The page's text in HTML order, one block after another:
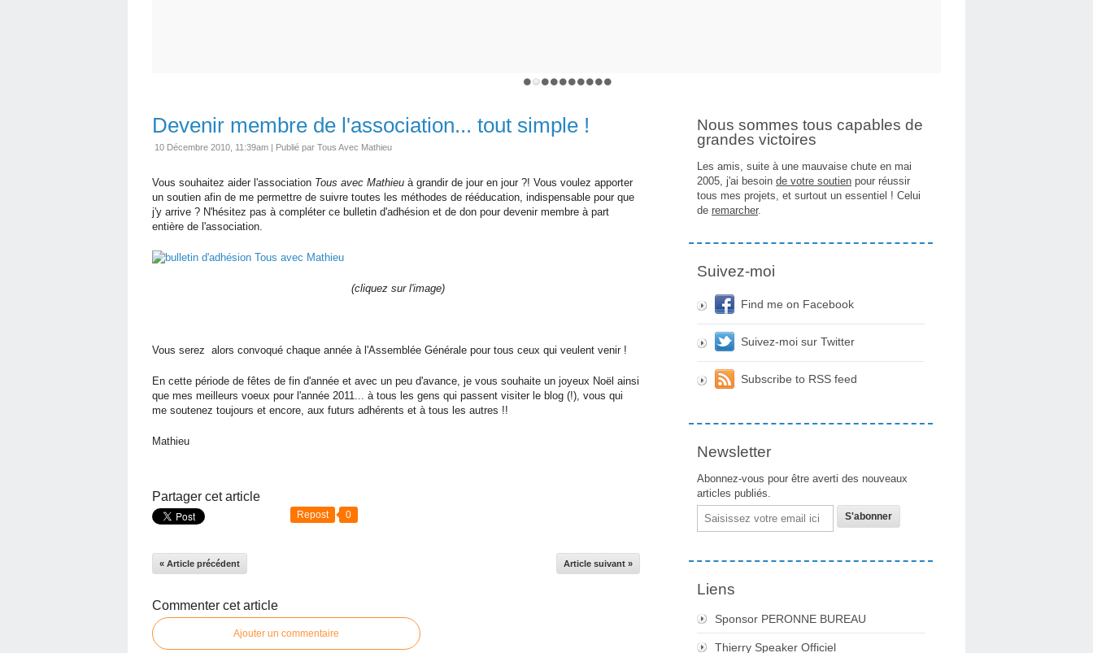
Devenir membre de l'association... tout simple !
10 Décembre 2010, 11:39am | Publié par Tous Avec Mathieu
Vous souhaitez aider l'association Tous avec Mathieu à grandir de jour en jour ?! Vous voulez apporter
un soutien afin de me permettre de suivre toutes les méthodes de rééducation, indispensable pour que
j'y arrive ? N'hésitez pas à compléter ce bulletin d'adhésion et de don pour devenir membre à part
entière de l'association.
(cliquez sur l'image)
Vous serez alors convoqué chaque année à l'Assemblée Générale pour tous ceux qui veulent venir !
En cette période de fêtes de fin d'année et avec un peu d'avance, je vous souhaite un joyeux Noël ainsi
que mes meilleurs voeux pour l'année 2011... à tous les gens qui passent visiter le blog (!), vous qui
me soutenez toujours et encore, aux futurs adhérents et à tous les autres !!
Mathieu
Partager cet article
Repost 0
« Article précédent Article suivant »
Commenter cet article
Ajouter un commentaire
Nous sommes tous capables de
grandes victoires
Les amis, suite à une mauvaise chute en mai
2005, j'ai besoin de votre soutien pour réussir
tous mes projets, et surtout un essentiel ! Celui
de remarcher.
Suivez-moi
Find me on Facebook
Suivez-moi sur Twitter
Subscribe to RSS feed
Newsletter
Abonnez-vous pour être averti des nouveaux
articles publiés.
Liens
Sponsor PERONNE BUREAU
Thierry Speaker Officiel